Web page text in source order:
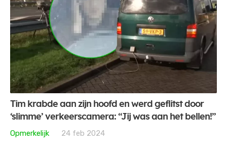
Tim krabde aan zijn hoofd en werd geflitst door
‘slimme’ verkeerscamera: “Jij was aan het bellen!”
Opmerkelijk
24 feb 2024